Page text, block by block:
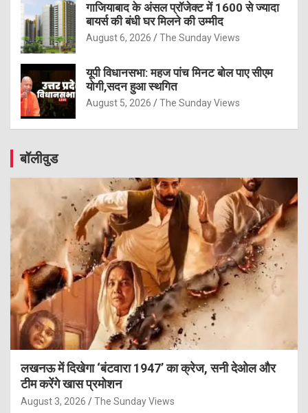
गाजियाबाद के अंसल प्रॉजेक्ट में 1600 से ज्यादा
बायर्स की बंधी घर मिलने की उम्मीद
August 6, 2026 The Sunday Views
यूपी विधानसभा: महज पांच मिनट बोल पाए सीएम
योगी,सदन हुआ स्थगित
August 5, 2026 The Sunday Views
बॉलीवुड
लखनऊ में दिखेगा ‘बंटवारा 1947’ का क्रेज, सनी देओल और
टीम करेंगे खास प्रमोशन
August 3, 2026 The Sunday Views